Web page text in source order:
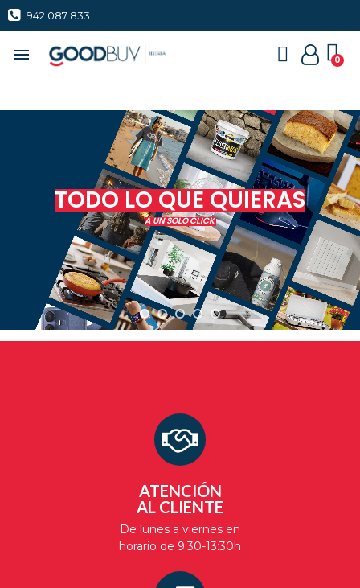
942 087 833
TODO LO QUE QUIERAS
A UN SOLO CLICK
ATENCIÓN
AL CLIENTE
De lunes a viernes en
horario de 9:30-13:30h